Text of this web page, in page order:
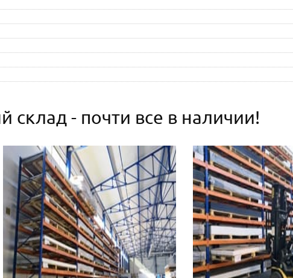
склад - почти все в наличии!